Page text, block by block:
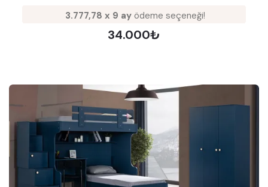
3.777,78 x 9 ayödeme seçeneği!
34.000₺